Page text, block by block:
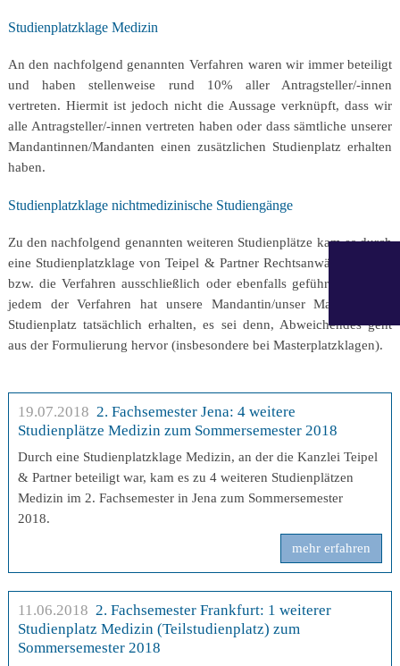
Studienplatzklage Medizin
An den nachfolgend genannten Verfahren waren wir immer beteiligt
und haben stellenweise rund 10% aller Antragsteller/-innen
vertreten. Hiermit ist jedoch nicht die Aussage verknüpft, dass wir
alle Antragsteller/-innen vertreten haben oder dass sämtliche unserer
Mandantinnen/Mandanten einen zusätzlichen Studienplatz erhalten
haben.
Studienplatzklage nichtmedizinische Studiengänge
Zu den nachfolgend genannten weiteren Studienplätze kam es durch
eine Studienplatzklage von Teipel & Partner Rechtsanwälte, die das
bzw. die Verfahren ausschließlich oder ebenfalls geführt haben. In
jedem der Verfahren hat unsere Mandantin/unser Mandant den
Studienplatz tatsächlich erhalten, es sei denn, Abweichendes geht
aus der Formulierung hervor (insbesondere bei Masterplatzklagen).
19.07.2018 2. Fachsemester Jena: 4 weitere
Studienplätze Medizin zum Sommersemester 2018
Durch eine Studienplatzklage Medizin, an der die Kanzlei Teipel
& Partner beteiligt war, kam es zu 4 weiteren Studienplätzen
Medizin im 2. Fachsemester in Jena zum Sommersemester
2018.
mehr erfahren
11.06.2018 2. Fachsemester Frankfurt: 1 weiterer
Studienplatz Medizin (Teilstudienplatz) zum
Sommersemester 2018